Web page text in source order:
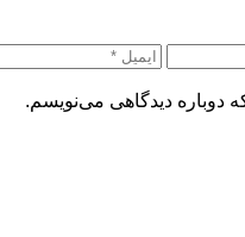
دوباره دیدگاهی می‌نویسم.